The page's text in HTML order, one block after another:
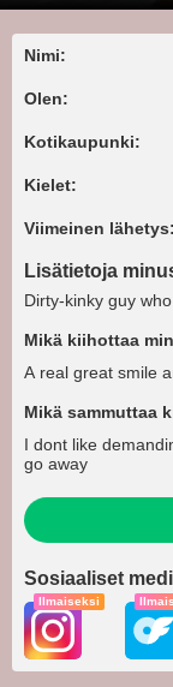
Nimi:
Olen:
Kotikaupunki:
Kielet:
Viimeinen lähetys:
Lisätietoja
Dirty-kinky guy
Mikä kiihottaa
A real great smile
Mikä sammuttaa
I dont like
go away
Sosiaaliset
Ilmaiseksi